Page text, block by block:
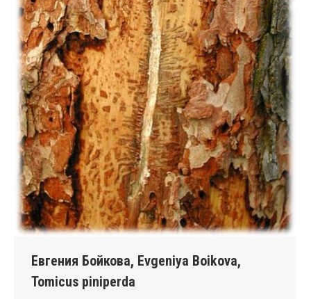
Евгения Бойкова, Evgeniya Boikova,
Tomicus piniperda